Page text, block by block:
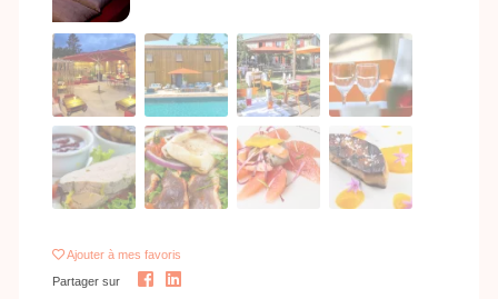
Ajouter à mes favoris
Partager sur